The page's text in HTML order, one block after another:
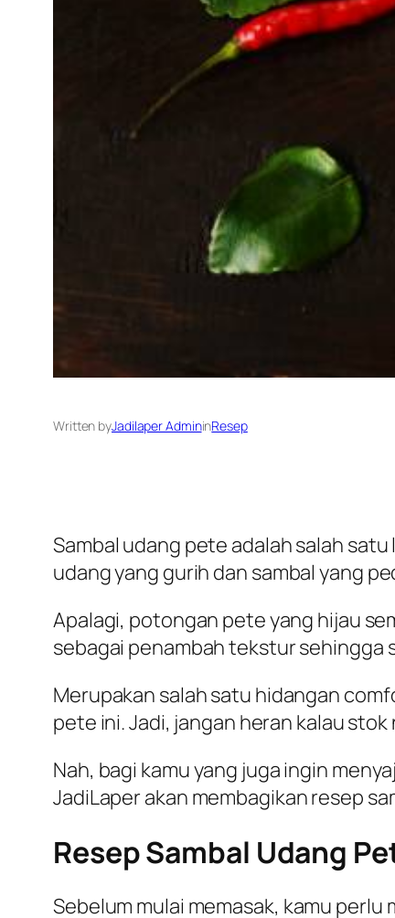
Written byJadilaper AdmininResep
Sambal udang pete adalah salah
udang yang gurih dan sambal yang
Apalagi, potongan pete yang hijau
sebagai penambah tekstur sehingga
Merupakan salah satu hidangan
pete ini. Jadi, jangan heran kalau
Nah, bagi kamu yang juga ingin
JadiLaper akan membagikan resep
Resep Sambal Udang
Sebelum mulai memasak, kamu